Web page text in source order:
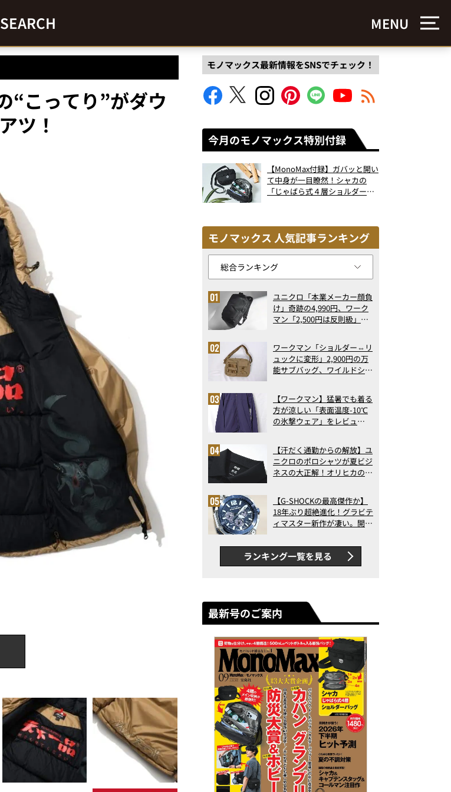
SEARCH MENU
“こってり”がダウ
ツ！
モノマックス最新情報をSNSでチェック！
今月のモノマックス特別付録
【MonoMax付録】ガバッと開い
て中身が一目瞭然！シャカの
「じゃばら式４層ショルダーバ
モノマックス 人気記事ランキング
ユニクロ「本業メーカー顔負
け」奇跡の4,990円、ワーク
マン「2,500円は反則級」凄
ト3】（2026年6月版）
ワークマン「ショルダー⇔リ
ュックに変形」2,900円の万
能サブバッグ、ワイルドシン
記事ランキングベスト3】
（2026年6月版）
【ワークマン】猛暑でも着る
方が涼しい「表面温度-10℃
の氷撃ウェア」をレビュ
【汗だく通勤からの解放】ユ
ニクロのポロシャツが夏ビジ
ネスの大正解！オリヒカの透
アの実力
【G-SHOCKの最高傑作か】
18年ぶり超絶進化！グラビテ
ィマスター新作が凄い。開発
新ムーブメントの衝撃
ランキング一覧を見る
最新号のご案内